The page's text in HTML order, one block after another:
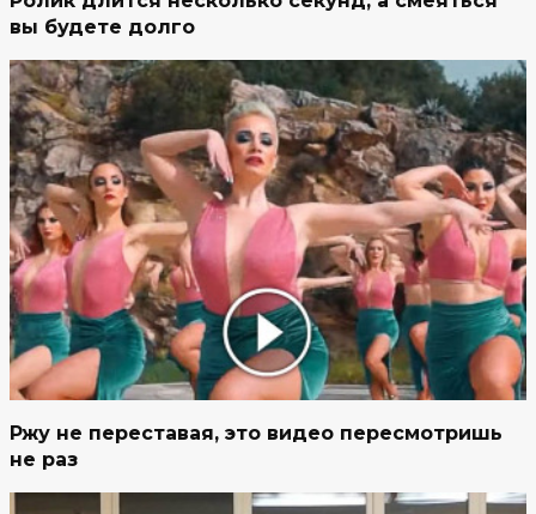
вы будете долго
Ржу не переставая, это видео пересмотришь
не раз